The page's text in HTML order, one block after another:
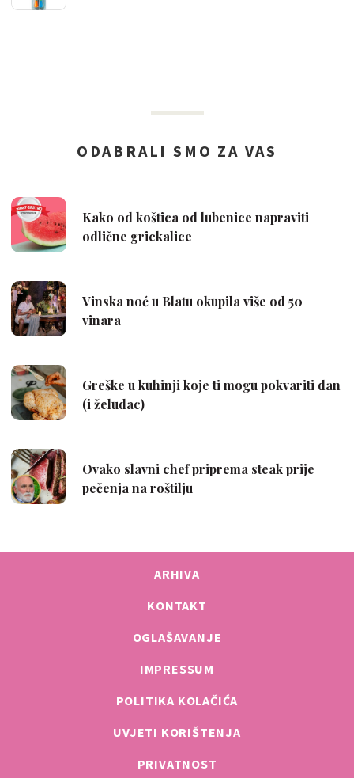
ARHIVA
KONTAKT
OGLAŠAVANJE
IMPRESSUM
POLITIKA KOLAČIĆA
UVJETI KORIŠTENJA
PRIVATNOST